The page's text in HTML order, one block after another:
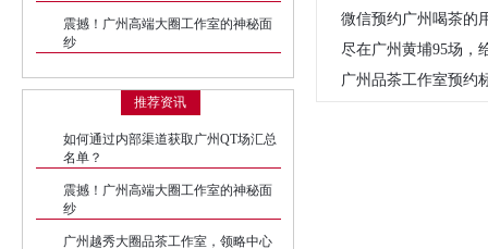
震撼！广州高端大圈工作室的神秘面
纱
推荐资讯
如何通过内部渠道获取广州QT场汇总
名单？
震撼！广州高端大圈工作室的神秘面
纱
广州越秀大圈品茶工作室，领略中心
微信预约广州喝茶的
尽在广州黄埔95场，
广州品茶工作室预约